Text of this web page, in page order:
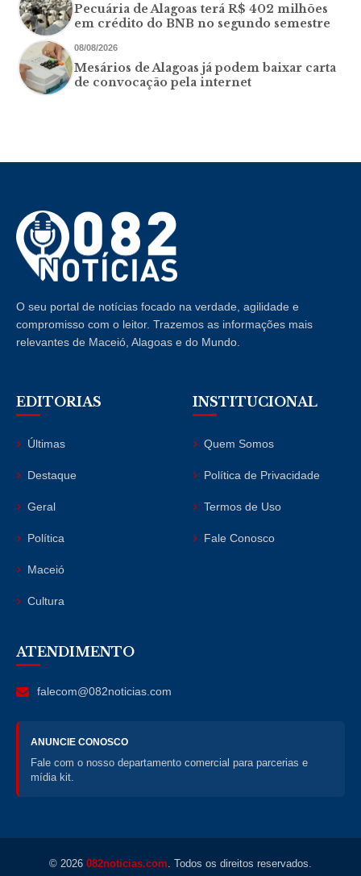
Pecuária de Alagoas terá R$ 402 milhões
em crédito do BNB no segundo semestre
08/08/2026
Mesários de Alagoas já podem baixar carta
de convocação pela internet
O seu portal de notícias focado na verdade, agilidade e
compromisso com o leitor. Trazemos as informações mais
relevantes de Maceió, Alagoas e do Mundo.
EDITORIAS
Últimas
Destaque
Geral
Política
Maceió
Cultura
INSTITUCIONAL
Quem Somos
Política de Privacidade
Termos de Uso
Fale Conosco
ATENDIMENTO
falecom@082noticias.com
ANUNCIE CONOSCO
Fale com o nosso departamento comercial para parcerias e
mídia kit.
© 2026 082noticias.com. Todos os direitos reservados.